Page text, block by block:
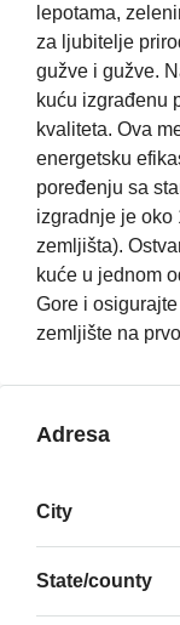
lepotama,
za ljubitelje
gužve i gužve.
kuću izgrađenu
kvaliteta. Ova
energetsku
poređenju sa
izgradnje je oko
zemljišta).
kuće u jednom
Gore i
zemljište na
Adresa
City
State/county